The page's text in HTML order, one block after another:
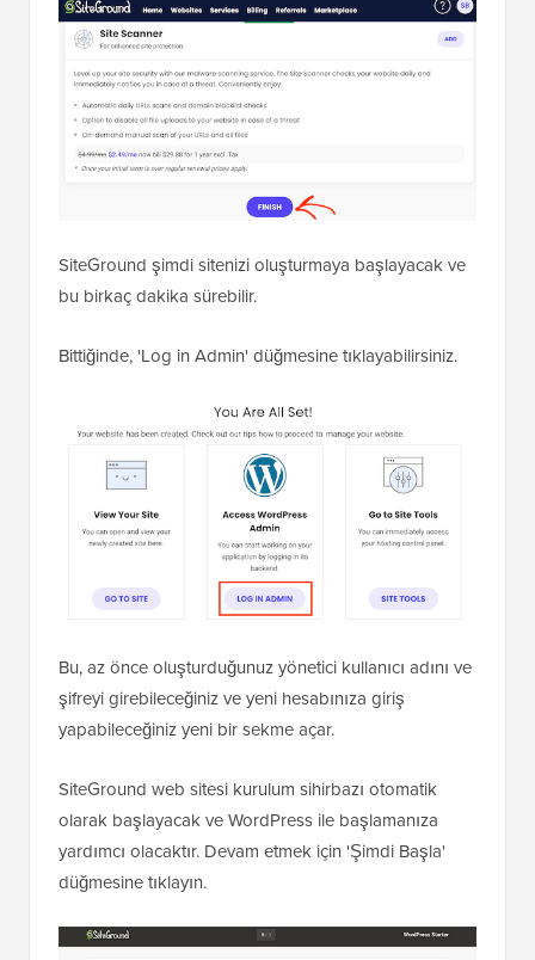
SiteGround şimdi sitenizi oluşturmaya başlayacak ve
bu birkaç dakika sürebilir.
Bittiğinde, 'Log in Admin' düğmesine tıklayabilirsiniz.
Bu, az önce oluşturduğunuz yönetici kullanıcı adını ve
şifreyi girebileceğiniz ve yeni hesabınıza giriş
yapabileceğiniz yeni bir sekme açar.
SiteGround web sitesi kurulum sihirbazı otomatik
olarak başlayacak ve WordPress ile başlamanıza
yardımcı olacaktır. Devam etmek için 'Şimdi Başla'
düğmesine tıklayın.